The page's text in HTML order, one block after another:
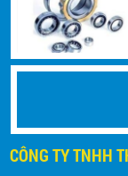
CÔNG TY TNHH